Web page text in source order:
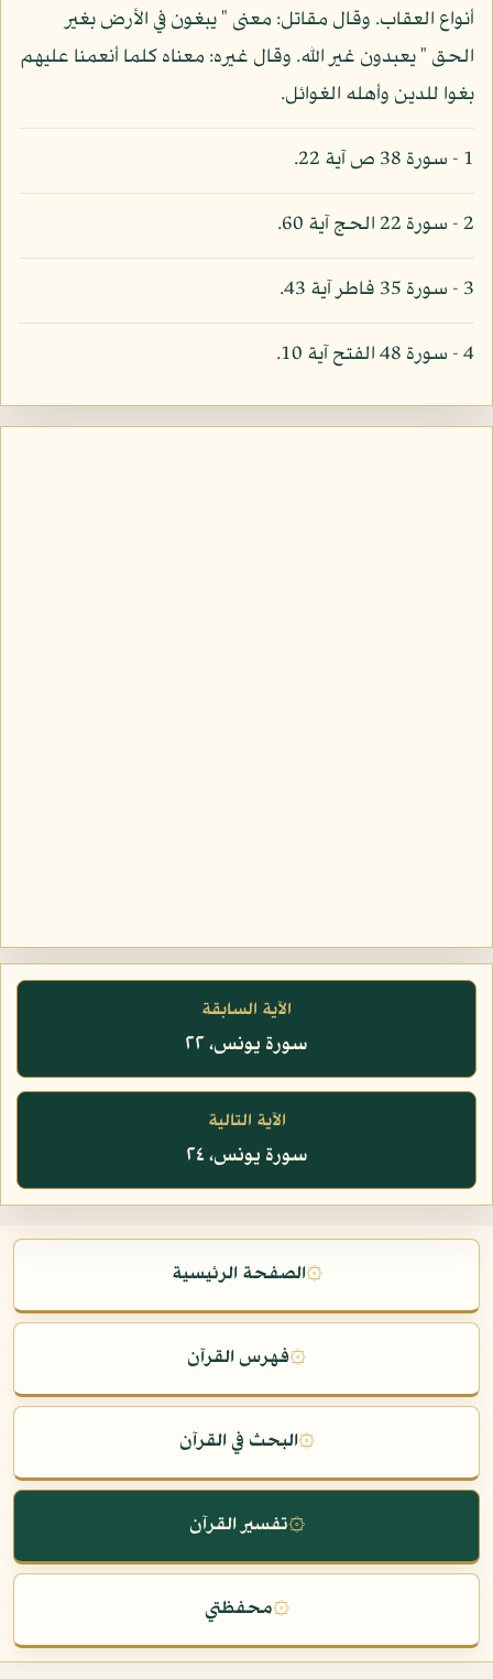
أنواع العقاب. وقال مقاتل: معنى " يبغون في الأرض بغير
الحق " يعبدون غير الله. وقال غيره: معناه كلما أنعمنا عليهم
بغوا للدين وأهله الغوائل.
1 - سورة 38 ص آية 22.
2 - سورة 22 الحج آية 60.
3 - سورة 35 فاطر آية 43.
4 - سورة 48 الفتح آية 10.
الآية السابقة
سورة يونس، ٢٢
الآية التالية
سورة يونس، ٢٤
۞الصفحة الرئيسية
۞فهرس القرآن
۞البحث في القرآن
۞تفسير القرآن
۞محفظتي